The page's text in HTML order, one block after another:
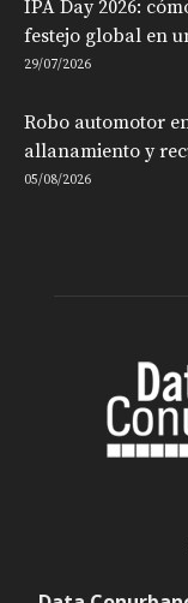
IPA Day 2026:
festejo global en
29/07/2026
Robo automotor
allanamiento y
05/08/2026